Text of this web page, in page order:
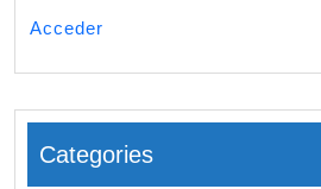
Acceder
Categories